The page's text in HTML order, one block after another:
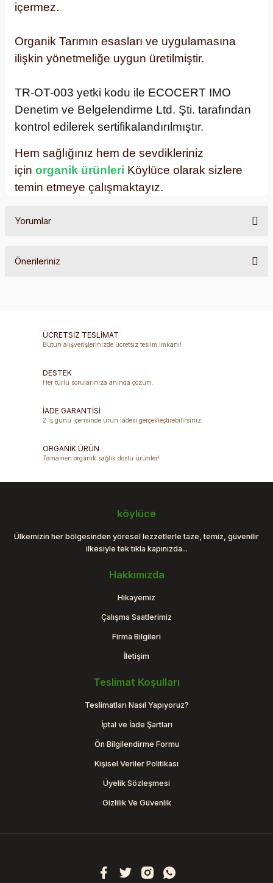
içermez.
Organik Tarımın esasları ve uygulamasına
ilişkin yönetmeliğe uygun üretilmiştir.
TR-OT-003 yetki kodu ile ECOCERT IMO
Denetim ve Belgelendirme Ltd. Şti. tarafından
kontrol edilerek sertifikalandırılmıştır.
Hem sağlığınız hem de sevdikleriniz
için organik ürünleri Köylüce olarak sizlere
temin etmeye çalışmaktayız.
Yorumlar
Önerileriniz
Ürün açıklamasında eksik bilgiler bulunuyor.
Ürün fiyatı diğer sitelerden daha pahalı.
Bu ürüne benzer farklı alternatifler olmalı.
ÜCRETSİZ TESLİMAT
Bütün alışverişlerinizde ücretsiz teslim imkanı!
DESTEK
Her türlü sorularınıza anında çözüm.
İADE GARANTİSİ
2 iş günü içerisinde ürün iadesi gerçekleştirebilirsiniz.
ORGANİK ÜRÜN
Tamamen organik sağlık dostu ürünler!
köylüce
Ülkemizin her bölgesinden yöresel lezzetlerle taze, temiz, güvenilir
ilkesiyle tek tıkla kapınızda...
Hakkımızda
Hikayemiz
Çalışma Saatlerimiz
Firma Bilgileri
İletişim
Teslimat Koşulları
Teslimatları Nasıl Yapıyoruz?
İptal ve İade Şartları
Ön Bilgilendirme Formu
Kişisel Veriler Politikası
Üyelik Sözleşmesi
Gizlilik Ve Güvenlik